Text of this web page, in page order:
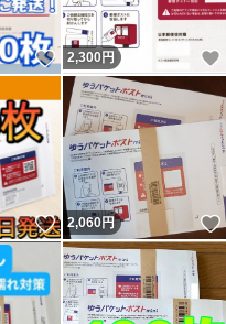
いいね！
2,300 円
いいね！
2,060円